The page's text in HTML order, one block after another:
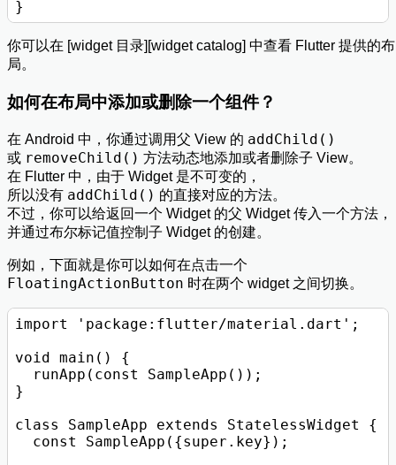
你可以在 [widget 目录][widget catalog] 中查看 Flutter 提供的布
局。
如何在布局中添加或删除一个组件？
在 Android 中，你通过调用父 View 的 addChild()
或 removeChild() 方法动态地添加或者删除子 View。
在 Flutter 中，由于 Widget 是不可变的，
所以没有 addChild() 的直接对应的方法。
不过，你可以给返回一个 Widget 的父 Widget 传入一个方法，
并通过布尔标记值控制子 Widget 的创建。
例如，下面就是你可以如何在点击一个
FloatingActionButton 时在两个 widget 之间切换。
import 'package:flutter/material.dart';
void main() {
  runApp(const SampleApp());
}
class SampleApp extends StatelessWidget {
  const SampleApp({super.key});